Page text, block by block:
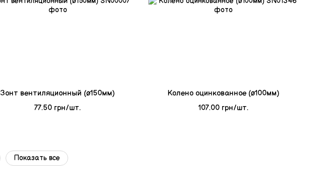
Зонт вентиляционный (ø150мм)
77.50 грн/шт.
Колено оцинкованное (ø100мм)
107.00 грн/шт.
Показать все